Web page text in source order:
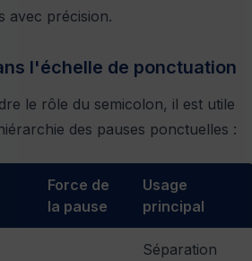
avec précision.
l'échelle de ponctuation
le rôle du semicolon, il est utile
des pauses ponctuelles :
Force de
la pause
Usage
principal
Séparation